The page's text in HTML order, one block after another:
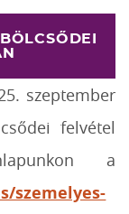
szeptember
felvétel
a
szemelyes-